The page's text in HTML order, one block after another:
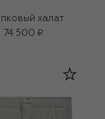
халат
74 500 ₽